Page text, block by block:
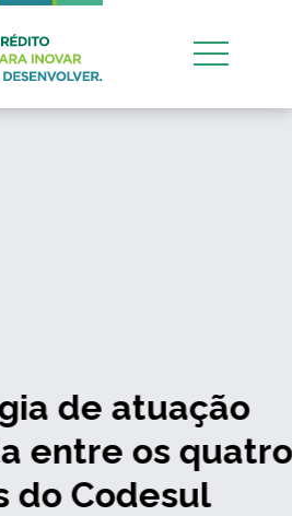
de atuação
os quatro
Codesul